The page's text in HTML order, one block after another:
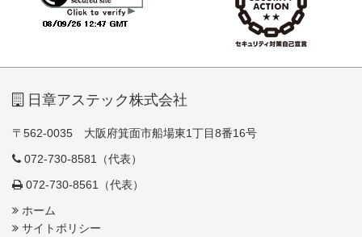
日章アステック株式会社
〒562-0035 大阪府箕面市船場東1丁目8番16号
072-730-8581（代表）
072-730-8561（代表）
ホーム
サイトポリシー